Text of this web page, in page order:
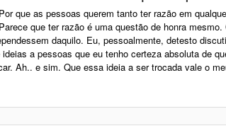
Por que as pessoas querem tanto ter razão em
Parece que ter razão é uma questão de honra
daquilo. Eu, pessoalmente, detesto
a pessoas que eu tenho certeza absoluta de
Ah.. e sim. Que essa ideia a ser trocada vale o